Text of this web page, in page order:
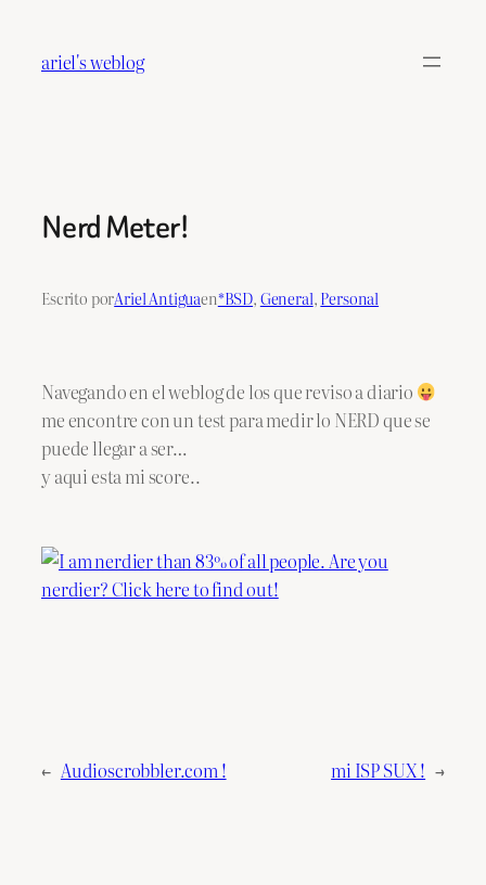
contenido
ariel's weblog
Nerd Meter!
Escrito porAriel Antiguaen*BSD, General, Personal
Navegando en el weblog de los que reviso a diario
me encontre con un test para medir lo NERD que se
puede llegar a ser…
y aqui esta mi score..
← Audioscrobbler.com ! mi ISP SUX ! →